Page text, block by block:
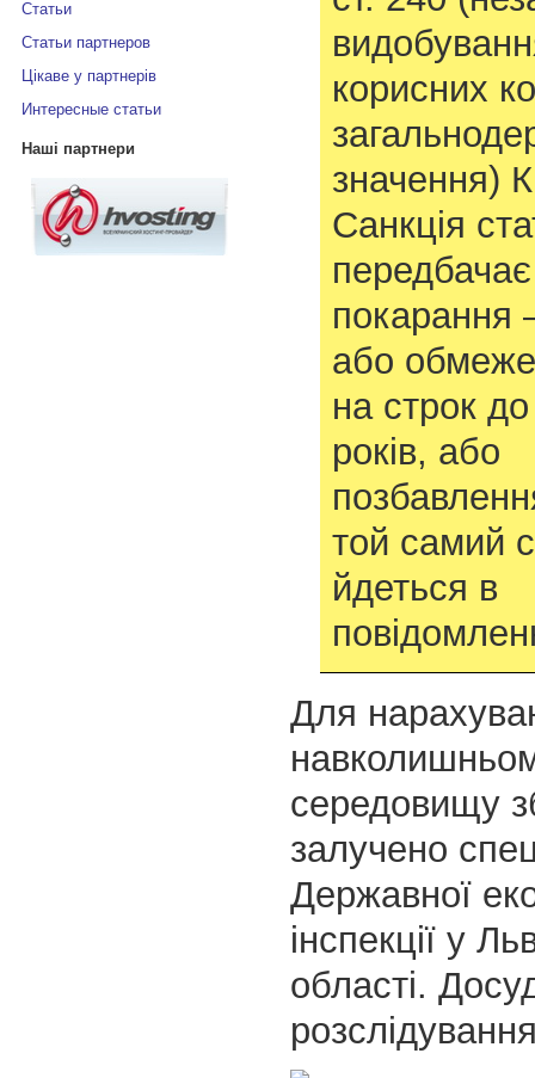
Статьи
Статьи партнеров
Цікаве у партнерів
Интересные статьи
Наші партнери
корисних
значення)
Санкція
передбачає
або
на строк
років, або
той самий
йдеться в
Для
середовищу
залучено
Державної
інспекції у
області.